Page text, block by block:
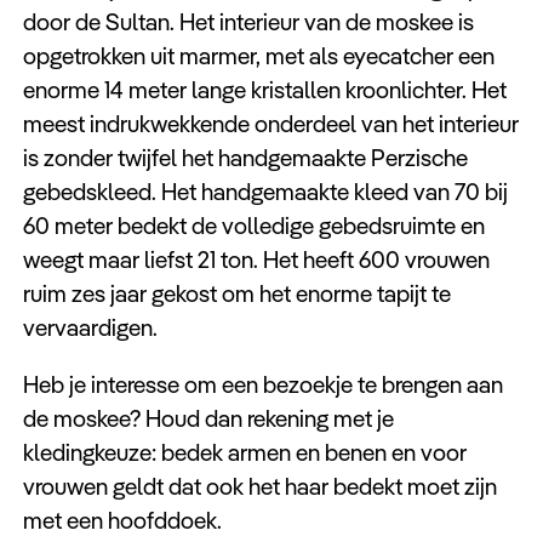
door de Sultan. Het interieur van de moskee is
opgetrokken uit marmer, met als eyecatcher een
enorme 14 meter lange kristallen kroonlichter. Het
meest indrukwekkende onderdeel van het interieur
is zonder twijfel het handgemaakte Perzische
gebedskleed. Het handgemaakte kleed van 70 bij
60 meter bedekt de volledige gebedsruimte en
weegt maar liefst 21 ton. Het heeft 600 vrouwen
ruim zes jaar gekost om het enorme tapijt te
vervaardigen.
Heb je interesse om een bezoekje te brengen aan
de moskee? Houd dan rekening met je
kledingkeuze: bedek armen en benen en voor
vrouwen geldt dat ook het haar bedekt moet zijn
met een hoofddoek.